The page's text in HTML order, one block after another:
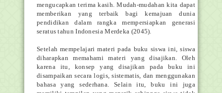
mengucapkan terima kasih. Mudah-mudahan kita dapat
memberikan yang terbaik bagi kemajuan dunia
pendidikan dalam rangka mempersiapkan generasi
seratus tahun Indonesia Merdeka (2045).
Setelah mempelajari materi pada buku siswa ini, siswa
diharapkan memahami materi yang disajikan. Oleh
karena itu, konsep yang disajikan pada buku ini
disampaikan secara logis, sistematis, dan menggunakan
bahasa yang sederhana. Selain itu, buku ini juga